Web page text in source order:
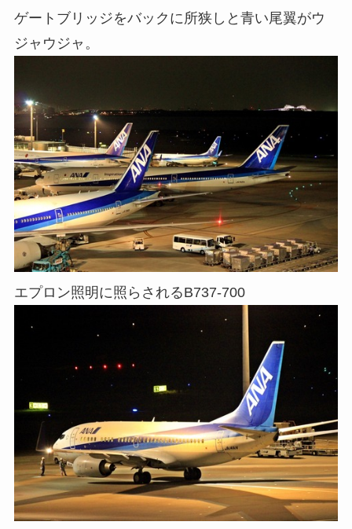
ゲートブリッジをバックに所狭しと青い尾翼がウ
ジャウジャ。
エプロン照明に照らされるB737-700